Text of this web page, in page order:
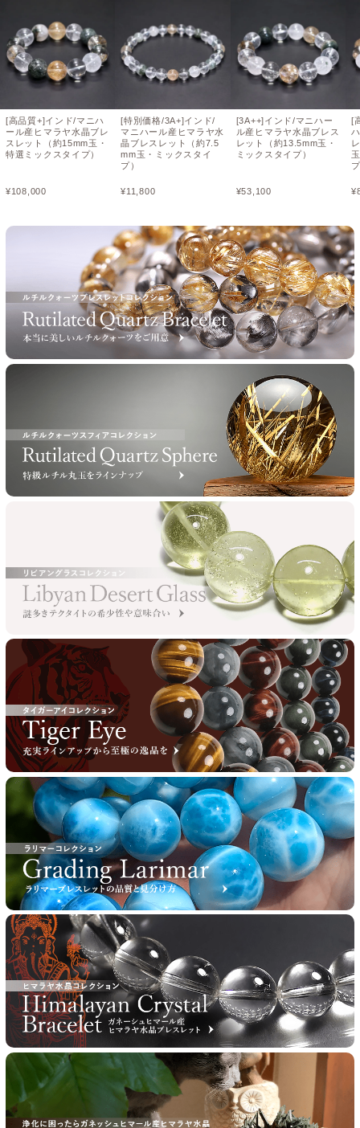
[高品質+]インド/マニハ
ール産ヒマラヤ水晶ブレ
スレット（約15mm玉・
特選ミックスタイプ）
¥108,000
[特別価格/3A+]インド/
マニハール産ヒマラヤ水
晶ブレスレット（約7.5
mm玉・ミックスタイ
プ）
¥11,800
[3A++]インド/マニハー
ル産ヒマラヤ水晶ブレス
レット（約13.5mm玉・
ミックスタイプ）
¥53,100
[
¥